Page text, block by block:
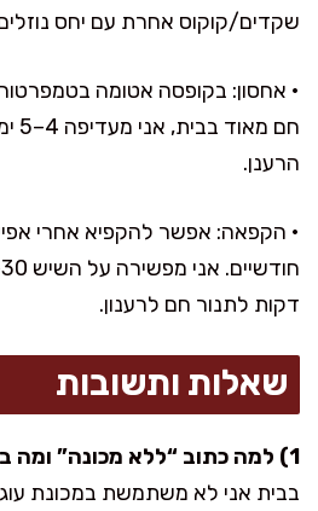
שקדים/קוקוס אחרת עם יחס
הרענן.
• הקפאה: אפשר להקפיא אחרי
דקות לתנור חם לרענון.
שאלות ותשובות
1) למה כתוב “ללא מכונה” ומה במקום?
בבית אני לא משתמשת במכונת